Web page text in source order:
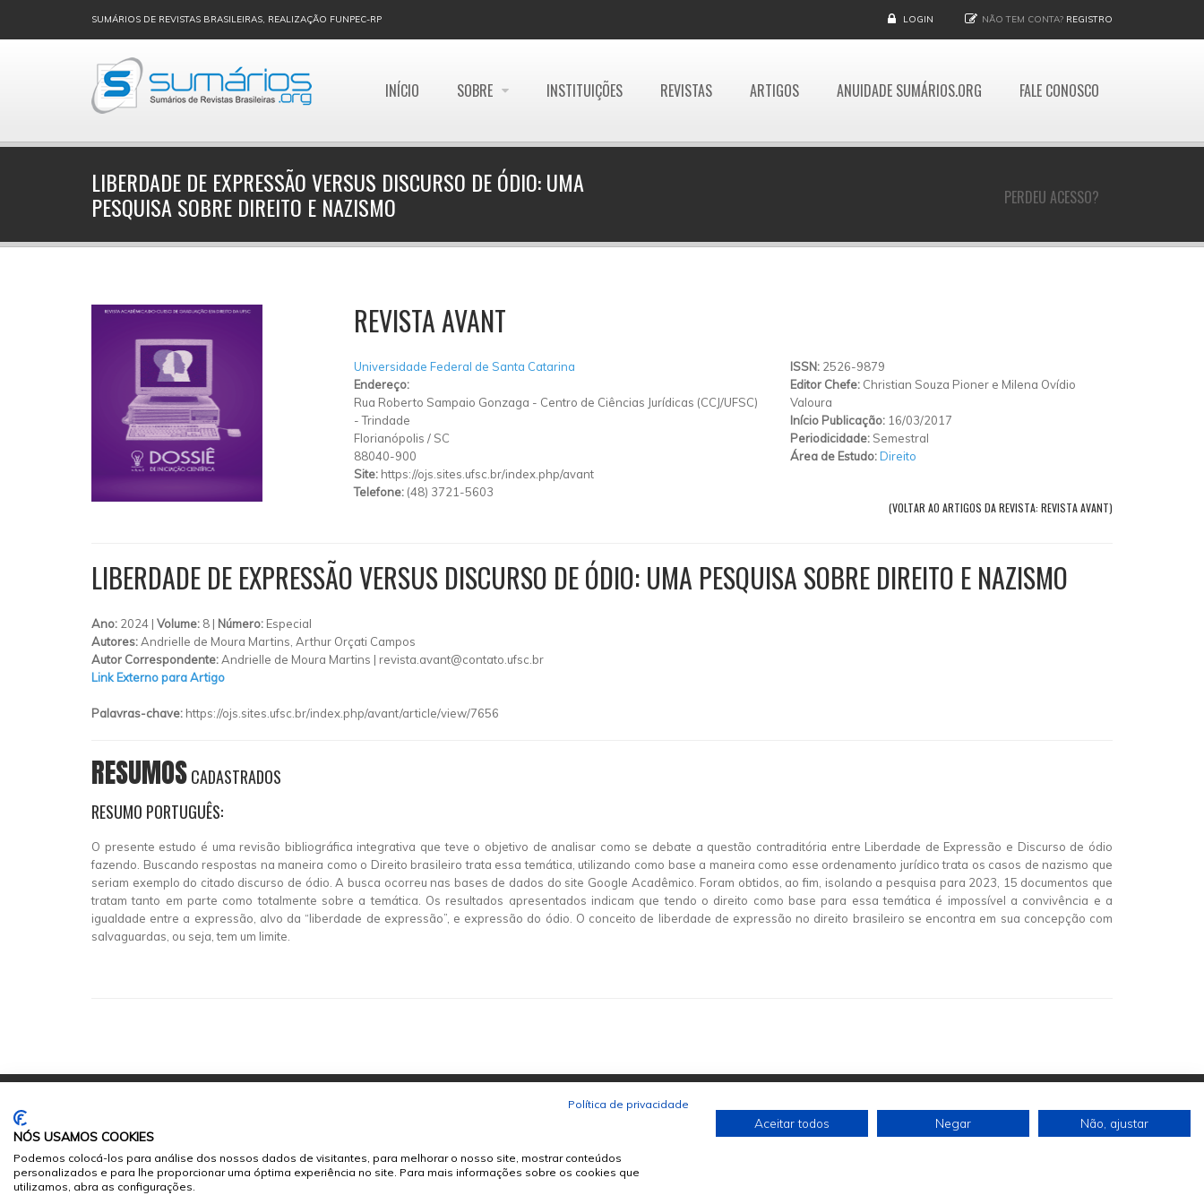
SUMÁRIOS DE REVISTAS BRASILEIRAS, REALIZAÇÃO FUNPEC-RP LOGIN NÃO TEM CONTA? REGISTRO
INÍCIO SOBRE INSTITUIÇÕES REVISTAS ARTIGOS ANUIDADE SUMÁRIOS.ORG FALE CONOSCO
PERDEU ACESSO?
LIBERDADE DE EXPRESSÃO VERSUS DISCURSO DE ÓDIO: UMA
PESQUISA SOBRE DIREITO E NAZISMO
REVISTA AVANT
Universidade Federal de Santa Catarina
Endereço:
Rua Roberto Sampaio Gonzaga - Centro de Ciências Jurídicas (CCJ/UFSC)
-Trindade
Florianópolis / SC
88040-900
Site: https://ojs.sites.ufsc.br/index.php/avant
Telefone: (48) 3721-5603
ISSN: 2526-9879
Editor Chefe: Christian Souza Pioner e Milena Ovídio
Valoura
Início Publicação: 16/03/2017
Periodicidade: Semestral
Área de Estudo:Direito
(VOLTAR AO ARTIGOS DA REVISTA: REVISTA AVANT)
LIBERDADE DE EXPRESSÃO VERSUS DISCURSO DE ÓDIO: UMA PESQUISA SOBRE DIREITO E NAZISMO
Ano: 2024 | Volume: 8 | Número: Especial
Autores:Andrielle de Moura Martins, Arthur Orçati Campos
Autor Correspondente:Andrielle de Moura Martins | revista.avant@contato.ufsc.br
Link Externo para Artigo
Palavras-chave: https://ojs.sites.ufsc.br/index.php/avant/article/view/7656
RESUMOSCADASTRADOS
RESUMO PORTUGUÊS:
O presente estudo é uma revisão bibliográfica integrativa que teve o objetivo de analisar como se debate a questão contraditória entre Liberdade de Expressão e Discurso de ódio
fazendo. Buscando respostas na maneira como o Direito brasileiro trata essa temática, utilizando como base a maneira como esse ordenamento jurídico trata os casos de nazismo que
seriam exemplo do citado discurso de ódio. A busca ocorreu nas bases de dados do site Google Acadêmico. Foram obtidos, ao fim, isolando a pesquisa para 2023, 15 documentos que
tratam tanto em parte como totalmente sobre a temática. Os resultados apresentados indicam que tendo o direito como base para essa temática é impossível a convivência e a
igualdade entre a expressão, alvo da “liberdade de expressão”, e expressão do ódio. O conceito de liberdade de expressão no direito brasileiro se encontra em sua concepção com
salvaguardas, ou seja, tem um limite.
© 2026Sumários.org. Todos os Direitos Reservados
Desenvolvido por
Política de privacidade
NÓS USAMOS COOKIES
Podemos colocá-los para análise dos nossos dados de visitantes, para melhorar o nosso site, mostrar conteúdos
personalizados e para lhe proporcionar uma óptima experiência no site. Para mais informações sobre os cookies que
utilizamos, abra as configurações.
Aceitar todos Negar Não, ajustar